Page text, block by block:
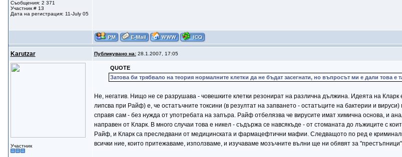
Съобщения: 2 371
Участник # 13
Дата на регистрация: 11-July 05
Karutzar Публикувано на:28.1.2007, 17:05
Участник
QUOTE
Затова би трябвало на теория нормалните клетки да не бъдат засегнати, но въпросът ми е дали това е
Не, негатив. Нищо не се разрушава - човешките клетки резонират на различна дължина. Идеята на
липсва при Райф) е, че остатъчните токсини (в резултат на запването - остатъците на бактерии и
справя сам - без нужда от употребата на запъра. Райф отбелязва че вирусите имат химична основа, и
направен от Кларк. В много случаи това е никел - съдържа се навсякъде - от стоманата до лъжиците с
Райф, и Кларк са преследвани от медицинската и фармацефтични мафии. Следващото по ред е
всички ние, които притежаваме, използваме, и изучаваме мозъчните вълни ще ни обявят за "престъпници"